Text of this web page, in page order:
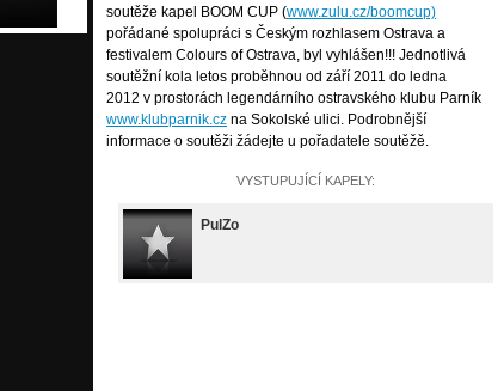
soutěže kapel BOOM CUP (www.zulu.cz/boomcup)
pořádané spolupráci s Českým rozhlasem Ostrava a
festivalem Colours of Ostrava, byl vyhlášen!!! Jednotlivá
soutěžní kola letos proběhnou od září 2011 do ledna
2012 v prostorách legendárního ostravského klubu Parník
www.klubparnik.cz na Sokolské ulici. Podrobnější
informace o soutěži žádejte u pořadatele soutěžě.
VYSTUPUJÍCÍ KAPELY:
PulZo